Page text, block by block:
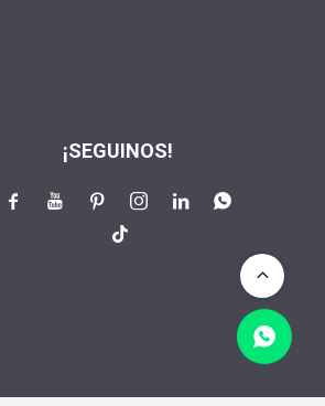
¡SEGUINOS!
    

